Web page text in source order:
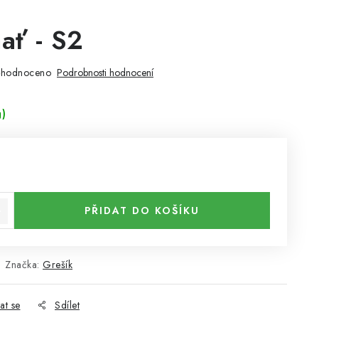
- S2
Podrobnosti hodnocení
PŘIDAT DO KOŠÍKU
Značka: Grešík
se Sdílet